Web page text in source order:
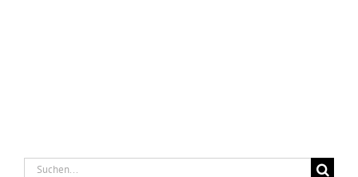
Suche